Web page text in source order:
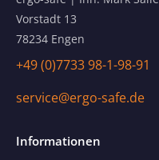
Vorstadt 13
78234 Engen
+49 (0)7733 98-1-98-91
service@ergo-safe.de
Informationen